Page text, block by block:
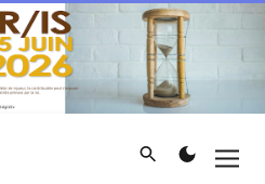
Rechercher